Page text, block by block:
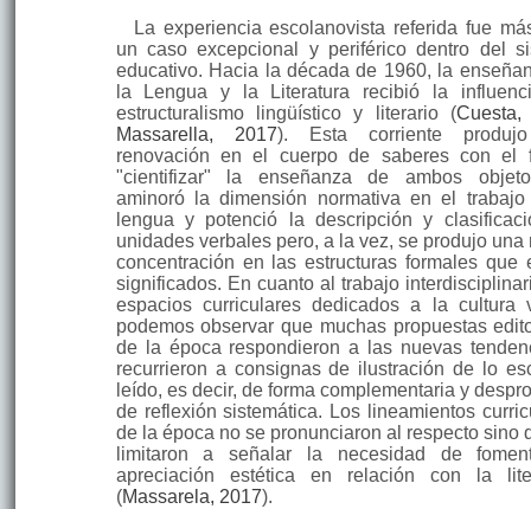
La experiencia escolanovista referida fue
un caso excep­cional y perifé­rico dentro del
educativo. Hacia la década de 1960, la
la Lengua y la Literatura recibió la
estructuralismo lingüístico y literario (Cuesta,
Massarella, 2017). Esta corriente
renovación en el cuerpo de saberes con el
"cientifizar" la enseñanza de ambos
aminoró la dimensión normativa en el
lengua y potenció la descripción y
unidades verbales pero, a la vez, se produjo una
concentración en las estructuras formales que
significados. En cuanto al trabajo
espacios curriculares dedicados a la cultura
podemos observar que muchas propuestas
de la época respondieron a las nuevas
recurrieron a consignas de ilustración de lo
leído, es decir, de forma complementaria y
de reflexión siste­mática. Los lineamientos
de la época no se pronunciaron al respecto sino
limitaron a señalar la necesidad de
apreciación estética en relación con la
(Massarela, 2017).